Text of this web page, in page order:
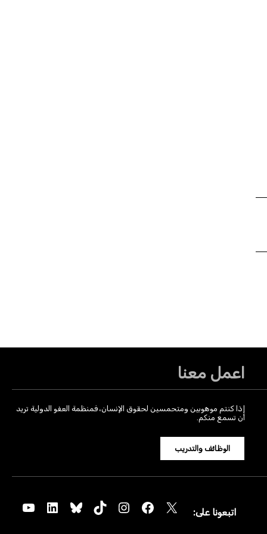
اعمل معنا
إذا كنتم موهوبين ومتحمسين لحقوق الإنسان، فمنظمة العفو الدولية تريد
أن تسمع منكم.
الوظائف والتدريب
اتبعونا على: X
Facebook
Instagram
TikTok
Bluesky
LinkedIn
YouTube